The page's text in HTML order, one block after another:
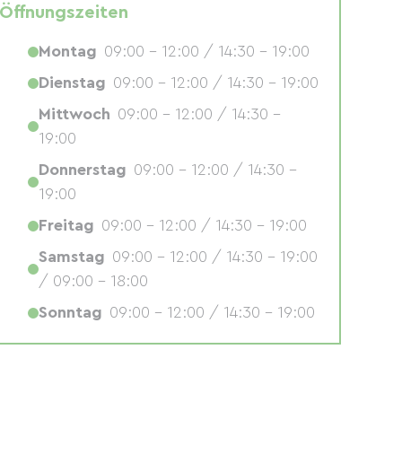
Öffnungszeiten
Montag 09:00 - 12:00 / 14:30 - 19:00
Dienstag 09:00 - 12:00 / 14:30 - 19:00
Mittwoch 09:00 - 12:00 / 14:30 -
19:00
Donnerstag 09:00 - 12:00 / 14:30 -
19:00
Freitag 09:00 - 12:00 / 14:30 - 19:00
Samstag 09:00 - 12:00 / 14:30 - 19:00
/ 09:00 - 18:00
Sonntag 09:00 - 12:00 / 14:30 - 19:00